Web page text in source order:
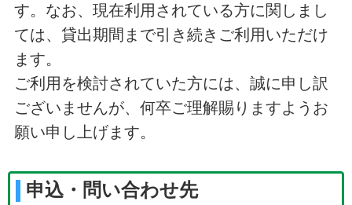
す。なお、現在利用されている方に関しまし
ては、貸出期間まで引き続きご利用いただけ
ます。
ご利用を検討されていた方には、誠に申し訳
ございませんが、何卒ご理解賜りますようお
願い申し上げます。
申込・問い合わせ先